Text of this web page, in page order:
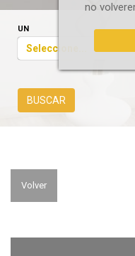
no
UN
Seleccione...
BUSCAR
Volver